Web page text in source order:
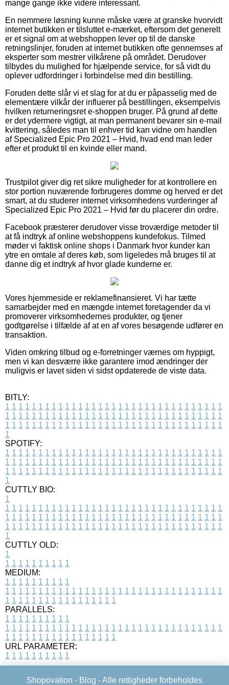
mange gange ikke videre interessant.
En nemmere løsning kunne måske være at granske hvorvidt
internet butikken er tilsluttet e-mærket, eftersom det generelt
er et signal om at webshoppen lever op til de danske
retningslinjer, foruden at internet butikken ofte gennemses af
eksperter som mestrer vilkårene på området. Derudover
tilbydes du mulighed for hjælpende service, for så vidt du
oplever udfordringer i forbindelse med din bestilling.
Foruden dette slår vi et slag for at du er påpasselig med de
elementære vilkår der influerer på bestillingen, eksempelvis
hvilken returneringsret e-shoppen bruger. På grund af dette
er det ydermere vigtigt, at man permanent bevarer sin e-mail
kvittering, således man til enhver tid kan vidne om handlen
af Specialized Epic Pro 2021 – Hvid, hvad end man leder
efter et produkt til en kvinde eller mand.
Trustpilot giver dig ret sikre muligheder for at kontrollere en
stor portion nuværende forbrugeres domme og herved er det
smart, at du studerer internet virksomhedens vurderinger af
Specialized Epic Pro 2021 – Hvid før du placerer din ordre.
Facebook præsterer derudover visse troværdige metoder til
at få indtryk af online webshoppens kundefokus. Tilmed
møder vi faktisk online shops i Danmark hvor kunder kan
ytre en omtale af deres køb, som ligeledes må bruges til at
danne dig et indtryk af hvor glade kunderne er.
Vores hjemmeside er reklamefinansieret. Vi har tætte
samarbejder med en mængde internet foretagender da vi
promoverer virksomhedernes produkter, og tjener
godtgørelse i tilfælde af at en af vores besøgende udfører en
transaktion.
Viden omkring tilbud og e-forretninger værnes om hyppigt,
men vi kan desværre ikke garantere imod ændringer der
muligvis er lavet siden vi sidst opdaterede de viste data.
BITLY:
1 1 1 1 1 1 1 1 1 1 1 1 1 1 1 1 1 1 1 1 1 1 1 1 1 1 1 1 1 1 1 1 1
1 1 1 1 1 1 1 1 1 1 1 1 1 1 1 1 1 1 1 1 1 1 1 1 1 1 1 1 1 1 1 1 1
1 1 1 1 1 1 1 1 1 1 1 1 1 1 1 1 1 1 1 1 1 1 1 1 1 1 1 1 1 1 1 1 1
1
SPOTIFY:
1 1 1 1 1 1 1 1 1 1 1 1 1 1 1 1 1 1 1 1 1 1 1 1 1 1 1 1 1 1 1 1 1
1 1 1 1 1 1 1 1 1 1 1 1 1 1 1 1 1 1 1 1 1 1 1 1 1 1 1 1 1 1 1 1 1
1 1 1 1 1 1 1 1 1 1 1 1 1 1 1 1 1 1 1 1 1 1 1 1 1 1 1 1 1 1 1 1 1
1
CUTTLY BIO:
1
1 1 1 1 1 1 1 1 1 1 1 1 1 1 1 1 1 1 1 1 1 1 1 1 1 1 1 1 1 1 1 1 1
1 1 1 1 1 1 1 1 1 1 1 1 1 1 1 1 1 1 1 1 1 1 1 1 1 1 1 1 1 1 1 1 1
1 1 1 1 1 1 1 1 1 1 1 1 1 1 1 1 1 1 1 1 1 1 1 1 1 1 1 1 1 1 1 1 1
1
CUTTLY OLD:
1
1 1 1 1 1 1 1 1 1 1
MEDIUM:
1 1 1 1 1 1 1 1 1 1
1 1 1 1 1 1 1 1 1 1 1 1 1 1 1 1 1 1 1 1 1 1 1 1 1 1 1 1 1 1 1 1 1
1 1 1 1 1 1 1 1 1 1 1 1 1 1 1 1 1
PARALLELS:
1 1 1 1 1 1 1 1 1 1
1 1 1 1 1 1 1 1 1 1 1 1 1 1 1 1 1 1 1 1 1 1 1 1 1 1 1 1 1 1 1 1 1
1 1 1 1 1 1 1 1 1 1 1 1 1 1 1 1 1
URL PARAMETER:
1 1 1 1 1 1 1 1 1 1
Shopovation - Blog - Alle rettigheder forbeholdes